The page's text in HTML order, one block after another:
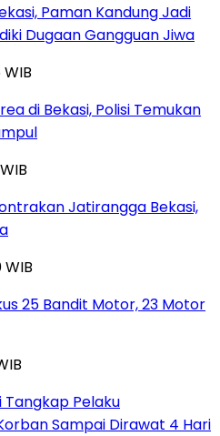
Paman Kandung Jadi
Dugaan Gangguan Jiwa
di Bekasi, Polisi Temukan
Jatirangga Bekasi,
WIB
25 Bandit Motor, 23 Motor
Tangkap Pelaku
Sampai Dirawat 4 Hari